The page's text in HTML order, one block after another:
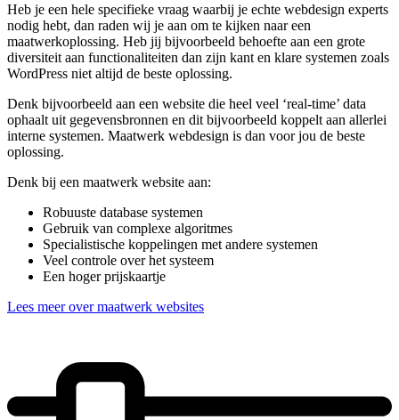
Heb je een hele specifieke vraag waarbij je echte webdesign experts
nodig hebt, dan raden wij je aan om te kijken naar een
maatwerkoplossing. Heb jij bijvoorbeeld behoefte aan een grote
diversiteit aan functionaliteiten dan zijn kant en klare systemen zoals
WordPress niet altijd de beste oplossing.
Denk bijvoorbeeld aan een website die heel veel ‘real-time’ data
ophaalt uit gegevensbronnen en dit bijvoorbeeld koppelt aan allerlei
interne systemen. Maatwerk webdesign is dan voor jou de beste
oplossing.
Denk bij een maatwerk website aan:
Robuuste database systemen
Gebruik van complexe algoritmes
Specialistische koppelingen met andere systemen
Veel controle over het systeem
Een hoger prijskaartje
Lees meer over maatwerk websites